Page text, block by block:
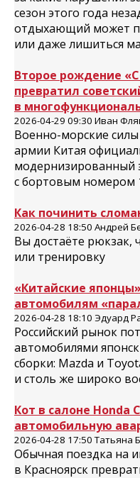
сезон этого года
отдыхающий может
или даже лишиться
Второе рождение
превратил
в
2026-04-29 09:30 Иван
Военно-морские
армии Китая
модернизированный
с бортовым номером
Как починить
2026-04-28 18:50 Андрей
Вы достаёте рюкзак,
или тренировку
«Китайские
автомобилям
2026-04-28 18:10 Эдуард
Российский рынок
автомобилями
сборки: Mazda и
и столь же широко
Кот в салоне Honda
автомобильную
2026-04-28 17:50 Татьяна
Обычная поездка на
в Красноярск